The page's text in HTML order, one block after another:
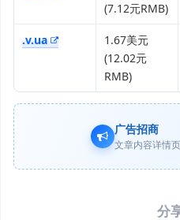
(7.12元RMB)
.v.ua
1.67美元
(12.02元
RMB)
广告招商
文章内容详情
分